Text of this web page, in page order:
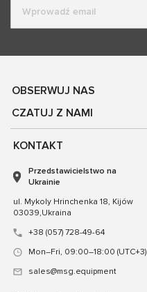
OBSERWUJ NAS
CZATUJ Z NAMI
KONTAKT
Przedstawicielstwo na
Ukrainie
ul. Mykoly Hrinchenka 18, Kijów
03039,Ukraina
+38 (057) 728-49-64
Mon–Fri, 09:00–18:00 (UTC+3)
sales@msg.equipment